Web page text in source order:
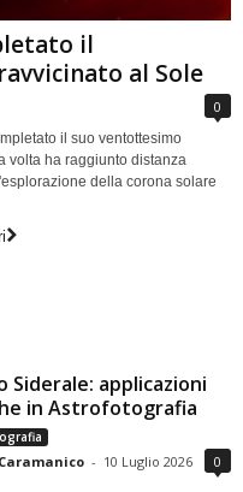
il
al Sole
0
il suo ventottesimo
volta ha raggiunto distanza
della corona solare
Siderale: applicazioni
in Astrofotografia
- 10 Luglio 2026 0